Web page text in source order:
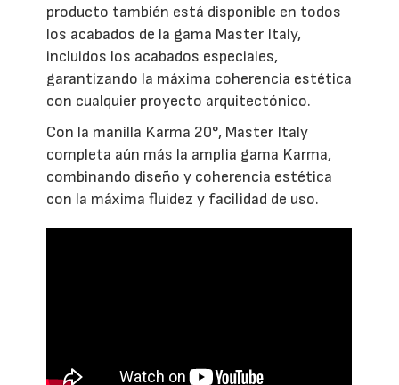
producto también está disponible en todos
los acabados de la gama Master Italy,
incluidos los acabados especiales,
garantizando la máxima coherencia estética
con cualquier proyecto arquitectónico.
Con la manilla Karma 20°, Master Italy
completa aún más la amplia gama Karma,
combinando diseño y coherencia estética
con la máxima fluidez y facilidad de uso.